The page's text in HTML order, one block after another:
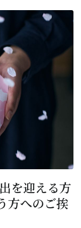
を迎える方
方へのご挨